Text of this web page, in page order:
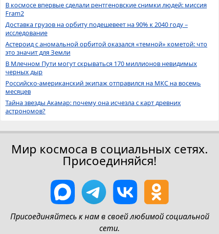
В космосе впервые сделали рентгеновские снимки людей: миссия
Fram2
Доставка грузов на орбиту подешевеет на 90% к 2040 году –
исследование
Астероид с аномальной орбитой оказался «темной» кометой: что
это значит для Земли
В Млечном Пути могут скрываться 170 миллионов невидимых
черных дыр
Российско-американский экипаж отправился на МКС на восемь
месяцев
Тайна звезды Акамар: почему она исчезла с карт древних
астрономов?
Мир космоса в социальных сетях.
Присоединяйся!
Присоединяйтесь к нам в своей любимой социальной
сети.